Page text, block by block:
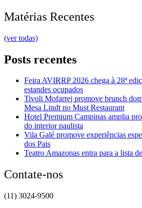
Matérias Recentes
(ver todas)
Posts recentes
Feira AVIRRP 2026 chega à 28ª
estandes ocupados
Tivoli Mofarrej promove brunch
Mesa Lindt no Must Restaurant
Hotel Premium Campinas amplia
do interior paulista
Vila Galé promove experiências
dos Pais
Teatro Amazonas entra para a lista
Contate-nos
(11) 3024-9500